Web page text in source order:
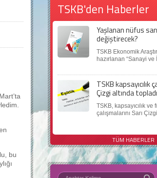
bu
TSKB'den Haberler
Yaşlanan nüfus
değiştirecek?
TSKB Ekonomik
hazırlanan “Sanayi ve
TSKB kapsayıcılık
Çizgi altında topladı
TSKB, kapsayıcılık ve
çalışmalarını Sarı
TÜM HABERLER